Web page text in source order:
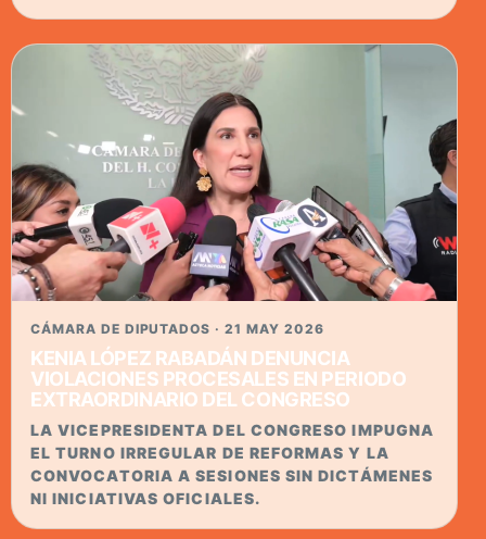
CÁMARA DE DIPUTADOS · 21 MAY 2026
KENIA LÓPEZ RABADÁN DENUNCIA
VIOLACIONES PROCESALES EN PERIODO
EXTRAORDINARIO DEL CONGRESO
LA VICEPRESIDENTA DEL CONGRESO IMPUGNA
EL TURNO IRREGULAR DE REFORMAS Y LA
CONVOCATORIA A SESIONES SIN DICTÁMENES
NI INICIATIVAS OFICIALES.